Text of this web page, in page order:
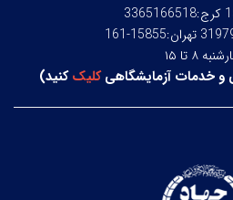
۸ تا ۱۵
و خدمات آزمایشگاهیکلیککنید)